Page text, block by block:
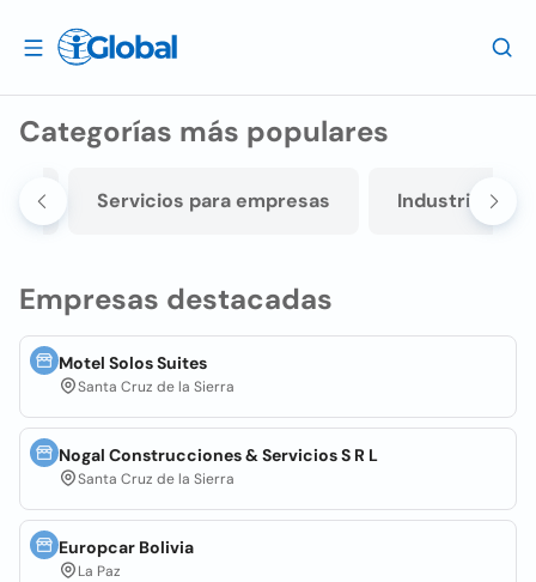
Categorías más populares
Servicios para empresas Industria
Empresas destacadas
Motel Solos Suites
Santa Cruz de la Sierra
Nogal Construcciones & Servicios S R L
Santa Cruz de la Sierra
Europcar Bolivia
La Paz